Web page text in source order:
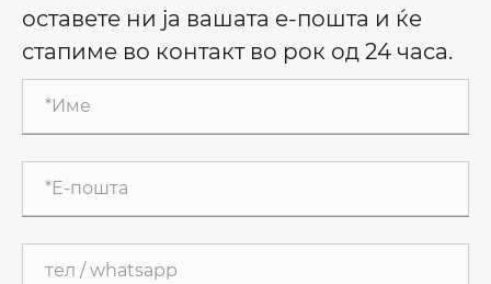
оставете ни ја вашата е-пошта и ќе
стапиме во контакт во рок од 24 часа.